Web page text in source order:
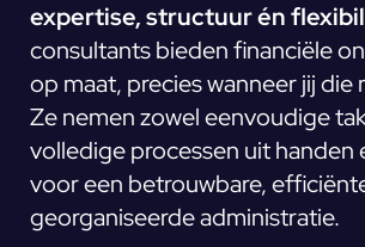
expertise, structuur én
consultants bieden financiële
op maat, precies wanneer jij die
Ze nemen zowel eenvoudige
volledige processen uit handen
voor een betrouwbare,
georganiseerde administratie.